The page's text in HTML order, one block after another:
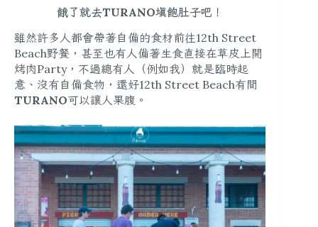
餓了就去TURANO填飽肚子吧！
雖然許多人都會帶著自備的食材前往12th Street
Beach野餐，甚至也有人備著生食直接在草皮上開
烤肉Party，不過總有人（例如我）就是臨時起
意、沒有自備食物，還好12th Street Beach有間
TURANO可以讓人果腹。